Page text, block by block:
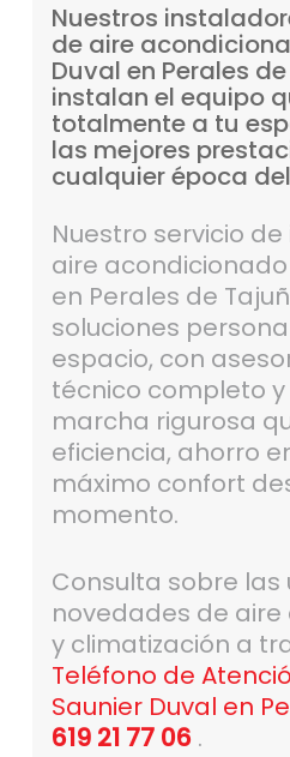
Nuestros
de aire
Duval en Perales de
instalan el equipo
totalmente a tu
las mejores
cualquierépoca del
Nuestro servicio
aire
en Perales de
soluciones
espacio, con
técnico completo
marcha rigurosa
eficiencia, ahorro
máximo confort
momento.
Consulta sobre las
novedades de
y climatización a
Teléfono de
Saunier Duval en
619 21 77 06 .